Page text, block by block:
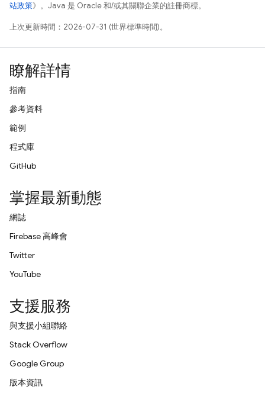
站政策》。Java 是 Oracle 和/或其關聯企業的註冊商標。
上次更新時間：2026-07-31 (世界標準時間)。
瞭解詳情
指南
參考資料
範例
程式庫
GitHub
掌握最新動態
網誌
Firebase 高峰會
Twitter
YouTube
支援服務
與支援小組聯絡
Stack Overflow
Google Group
版本資訊